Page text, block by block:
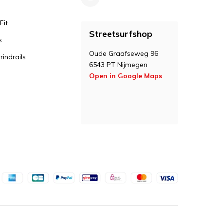
Streetsurfshop
Oude Graafseweg 96
6543 PT Nijmegen
Open in Google Maps